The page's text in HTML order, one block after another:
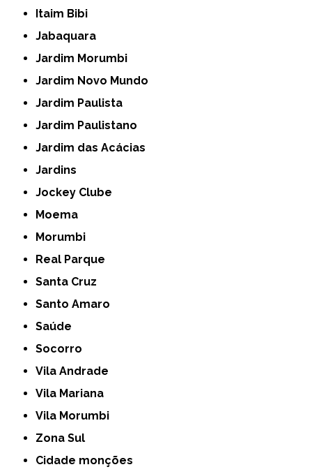
Itaim Bibi
Jabaquara
Jardim Morumbi
Jardim Novo Mundo
Jardim Paulista
Jardim Paulistano
Jardim das Acácias
Jardins
Jockey Clube
Moema
Morumbi
Real Parque
Santa Cruz
Santo Amaro
Saúde
Socorro
Vila Andrade
Vila Mariana
Vila Morumbi
Zona Sul
cidade monções